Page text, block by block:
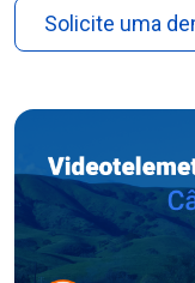
Solicite uma